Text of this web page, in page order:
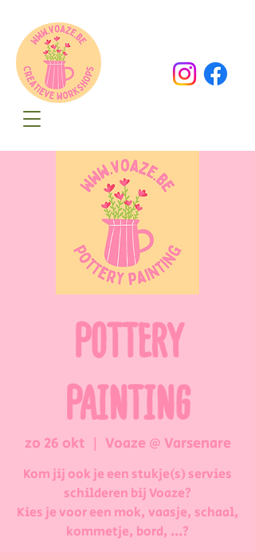
POTTERY
PAINTING
zo 26 okt
  |
Voaze @ Varsenare
Kom jij ook je een stukje(s) servies
schilderen bij Voaze?
Kies je voor een mok, vaasje, schaal,
kommetje, bord, ...?